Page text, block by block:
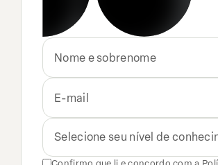
Selecione seu nível de